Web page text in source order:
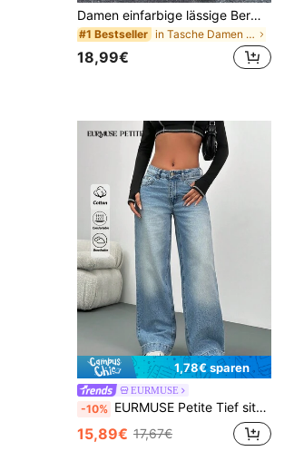
Damen einfarbige lässige Bermuda-Jeans-Shorts, Sommer, Streetwear
#1 Bestseller in Tasche Damen Denim Shorts
18,99€
1,78€ sparen
EURMUSE
-10% EURMUSE Petite Tief sitzende weite Beine Babyblau 90er Jahre Jeans, Petite Frauen
15,89€ 17,67€